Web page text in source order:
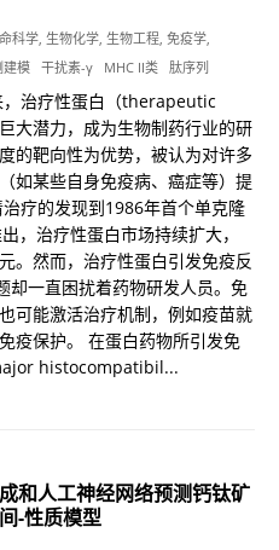
科学 生物化学 生物工程 免疫学
建模 干扰素-γ MHC II类 肽序列
，治疗性蛋白（therapeutic
大潜力，成为生物制药行业的研
的靶向性为优势，被认为对许多
如某些自身免疫病、癌症等）提
疗的发现到1986年首个单克隆
，治疗性蛋白市场持续扩大，
。然而，治疗性蛋白引发免疫反
一直困扰着药物研发人员。免
可能激活治疗机制，例如疫苗就
疫保护。 在蛋白药物所引发免
histocompatibil...
和人工神经网络预测钙钛矿
-性质模型